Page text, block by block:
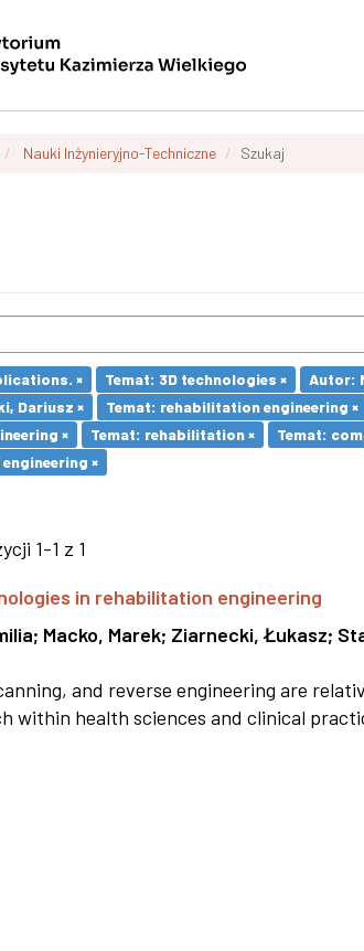
Nauki Inżynieryjno-Techniczne Szukaj
× Temat: 3D technologies × Autor:
Dariusz ×
Temat: rehabilitation engineering ×
×
Temat: rehabilitation × Temat:
×
1-1 z 1
in rehabilitation engineering
; Macko, Marek; Ziarnecki, Łukasz;
and reverse engineering are
within health sciences and clinical